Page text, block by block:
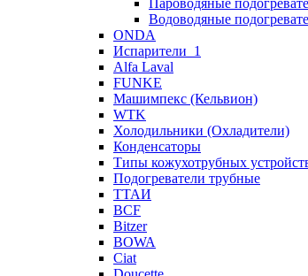
Пароводяные
Водоводяные
ONDA
Испарители_1
Alfa Laval
FUNKE
Машимпекс (Кельвион)
WTK
Холодильники (Охладители)
Конденсаторы
Типы кожухотрубных
Подогреватели трубные
ТТАИ
BCF
Bitzer
BOWA
Ciat